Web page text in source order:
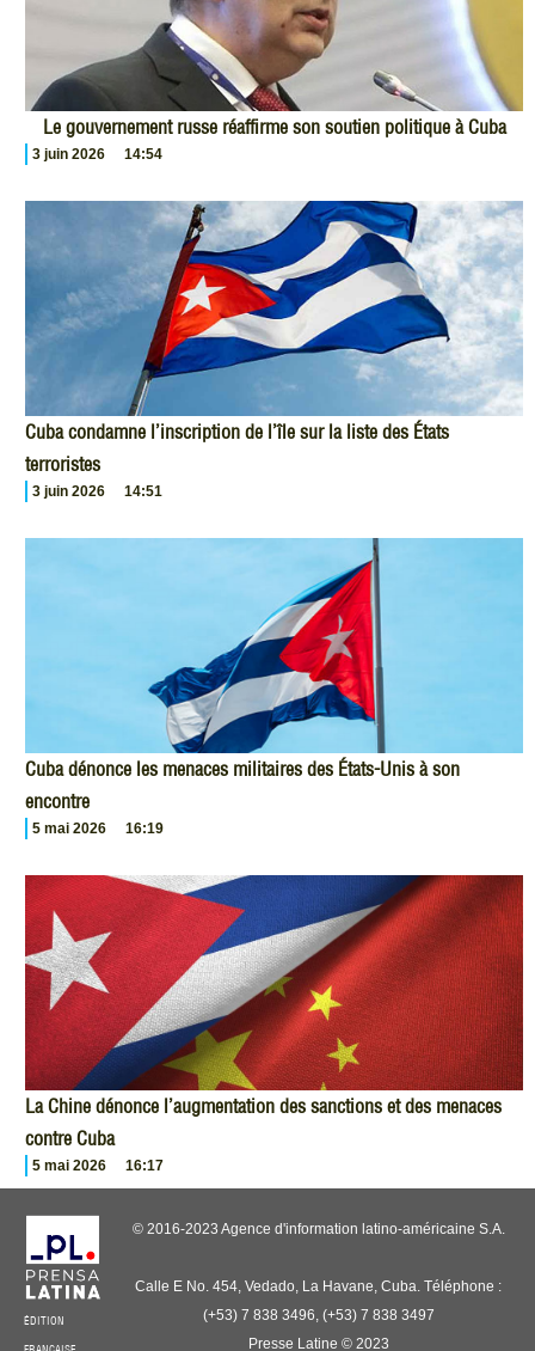
Le gouvernement russe réaffirme son soutien politique à Cuba
3 juin 2026 14:54
Cuba condamne l’inscription de l’île sur la liste des États
terroristes
3 juin 2026 14:51
Cuba dénonce les menaces militaires des États-Unis à son
encontre
5 mai 2026 16:19
La Chine dénonce l’augmentation des sanctions et des menaces
contre Cuba
5 mai 2026 16:17
ÉDITION
© 2016-2023 Agence d'information latino-américaine S.A.
Calle E No. 454, Vedado, La Havane, Cuba. Téléphone :
(+53) 7 838 3496, (+53) 7 838 3497
Presse Latine © 2023